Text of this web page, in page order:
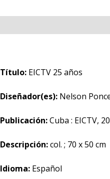
Título: EICTV 25 años
Diseñador(es): Nelson
Publicación:Cuba : EICTV,
Descripción:col. ; 70 x 50 cm
Idioma: Español